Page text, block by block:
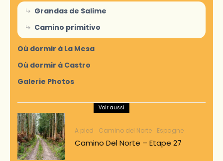
Grandas de Salime
Camino primitivo
Où dormir à La Mesa
Où dormir à Castro
Galerie Photos
Voir aussi
A pied Camino del Norte Espagne
Camino Del Norte – Etape 27